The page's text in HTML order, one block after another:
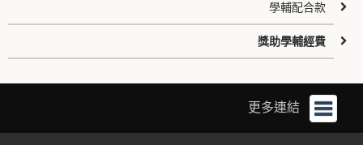
學輔配合款
獎助學輔經費
更多連結